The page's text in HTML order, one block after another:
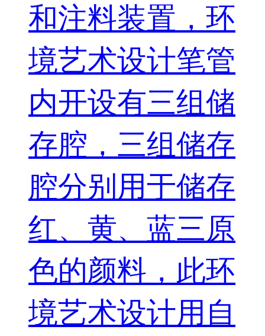
和注料装置，环
境艺术设计笔管
内开设有三组储
存腔，三组储存
腔分别用于储存
红、黄、蓝三原
色的颜料，此环
境艺术设计用自